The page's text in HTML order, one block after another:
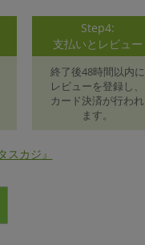
Step4:
支払いとレビュー
終了後48時間以内に
レビューを登録し、
カード決済が行われ
ます。
カジ』